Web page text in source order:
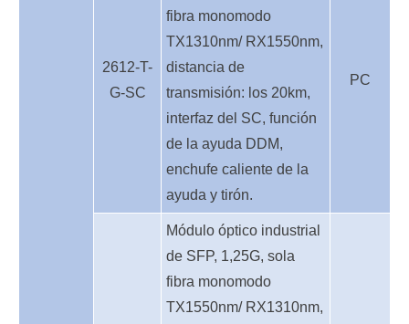
2612-T-
G-SC
fibra monomodo
TX1310nm/ RX1550nm,
distancia de
transmisión: los 20km,
interfaz del SC, función
de la ayuda DDM,
enchufe caliente de la
ayuda y tirón.
PC
Módulo óptico industrial
de SFP, 1,25G, sola
fibra monomodo
TX1550nm/ RX1310nm,